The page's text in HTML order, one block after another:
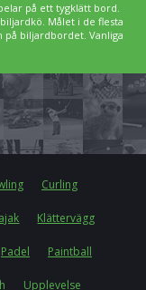
på ett tygklätt bord.
Målet i de flesta
på biljardbordet. Vanliga
Curling
Klättervägg
Padel Paintball
Upplevelse